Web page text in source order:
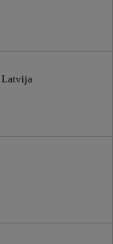
Latvija